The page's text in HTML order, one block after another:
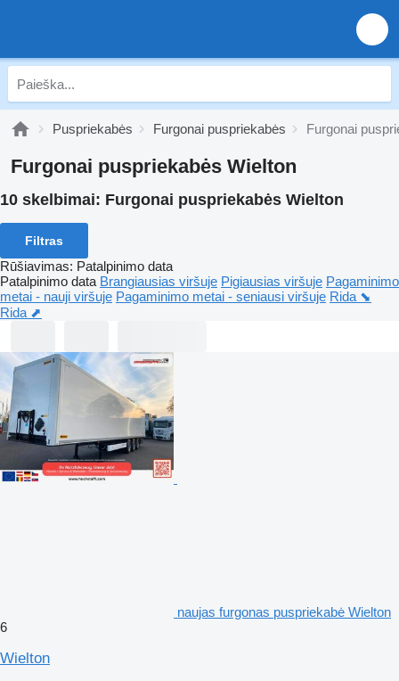
Puspriekabės Furgonai puspriekabės Furgonai
Furgonai puspriekabės Wielton
10 skelbimai: Furgonai puspriekabės Wielton
Filtras
Rūšiavimas: Patalpinimo data
Patalpinimo data Brangiausias viršuje Pigiausias viršuje Pagaminimo
metai - nauji viršuje Pagaminimo metai - seniausi viršuje Rida ⬊
Rida ⬈
naujas furgonas puspriekabė Wielton
6
Wielton